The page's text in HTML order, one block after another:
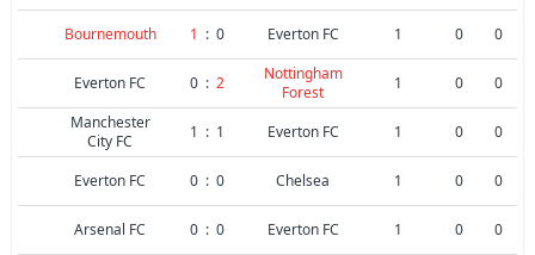
Bournemouth 1 : 0 Everton FC 1 0 0
Everton FC 0 : 2
Nottingham
Forest
1 0
0
Manchester
City FC
1 : 1 Everton FC 1 0 0
Everton FC 0 : 0 Chelsea 1 0 0
Arsenal FC 0 : 0 Everton FC 1 0 0